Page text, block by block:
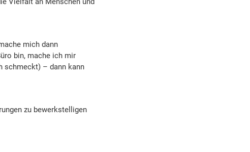
mich dann
bin, mache ich mir
schmeckt) – dann kann
zu bewerkstelligen